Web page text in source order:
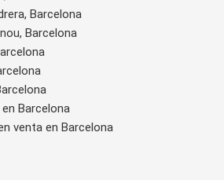
Barcelona
Barcelona
Barcelona
venta en Barcelona